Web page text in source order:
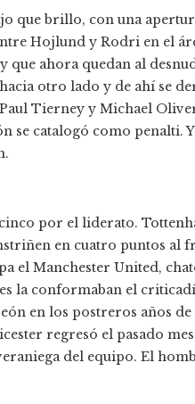
que brillo, con una
Hojlund y Rodri en el
que ahora quedan al
otro lado y de ahí se
Tierney y Michael
se catalogó como penalti.
por el liderato.
en cuatro puntos al
el Manchester United,
la conformaban el
en los postreros años
regresó el pasado
del equipo. El